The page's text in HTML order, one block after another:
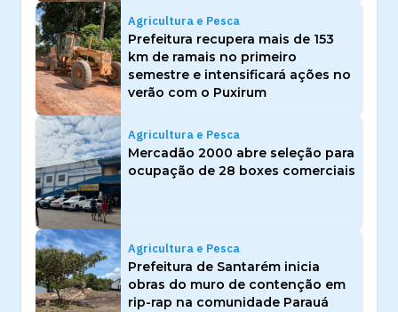
Agricultura e Pesca
Prefeitura recupera mais de 153
km de ramais no primeiro
semestre e intensificará ações no
verão com o Puxirum
Agricultura e Pesca
Mercadão 2000 abre seleção para
ocupação de 28 boxes comerciais
Agricultura e Pesca
Prefeitura de Santarém inicia
obras do muro de contenção em
rip-rap na comunidade Parauá